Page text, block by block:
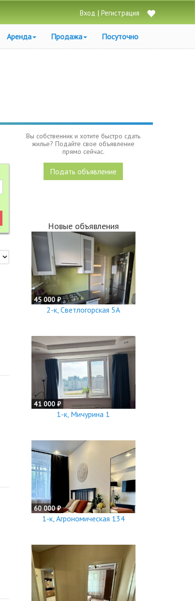
Вход | Регистрация
Аренда Продажа Посуточно
Вы собственник и хотите быстро сдать
жилье? Подайте свое объявление
прямо сейчас.
Подать объявление
Новые объявления
45 000 ₽
2-к, Светлогорская 5А
41 000 ₽
1-к, Мичурина 1
60 000 ₽
1-к, Агрономическая 134